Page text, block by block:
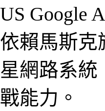
US Google
依賴馬斯克
星網路系統
戰能力。